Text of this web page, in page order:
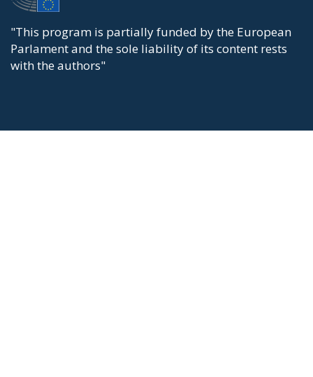
"This program is partially funded by the European
Parlament and the sole liability of its content rests
with the authors"